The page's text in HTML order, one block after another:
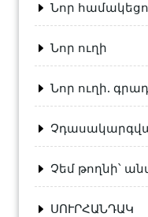
Նոր
Նոր ուղի
Նոր ուղի.
Չեմ թողնի՝
ՍՈՒՐՀԱՆԴԱԿ